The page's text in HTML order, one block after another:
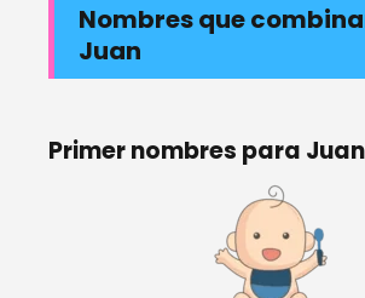
Nombres que
Juan
Primer nombres para Juan